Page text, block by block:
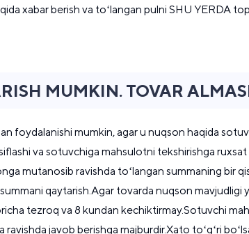
xabar berish va toʻlangan pulni SHU YERDA
MUMKIN. TOVAR
foydalanishi mumkin, agar u nuqson haqida
va sotuvchiga mahsulotni tekshirishga
mutanosib ravishda toʻlangan summaning bir
qaytarish.Agar tovarda nuqson mavjudligi
tezroq va 8 kundan kechiktirmay.Sotuvchi
javob berishga majburdir.Xato toʻgʻri